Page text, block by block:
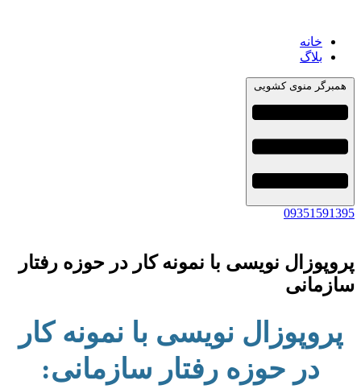
خانه
بلاگ
همبرگر منوی کشویی
09351591395
پروپوزال نویسی با نمونه کار در حوزه رفتار
سازمانی
پروپوزال نویسی با نمونه کار
در حوزه رفتار سازمانی: